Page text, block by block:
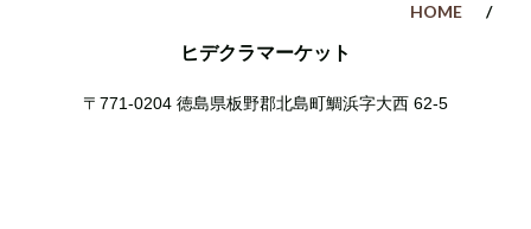
HOME
ヒデクラマーケット
〒771-0204 徳島県板野郡北島町鯛浜字大西 62-5